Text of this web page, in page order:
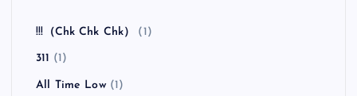
!!!（Chk Chk Chk） (1)
311 (1)
All Time Low(1)